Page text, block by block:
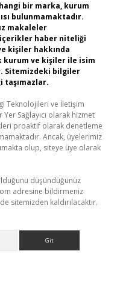
bir marka, kurum
bulunmamaktadır.
makaleler
içerikler haber niteliği
kişiler hakkında
kurum ve kişiler ile isim
Sitemizdeki bilgiler
taşımazlar.
Teknolojileri ve İletişim
Sağlayıcı olarak hizmet
proaktif olarak denetleme
Ancak, üyelerimiz
olup, siteye üye olarak
düşündüğünüz
adresine bildirmeniz
sitemizden kaldırılacaktır.